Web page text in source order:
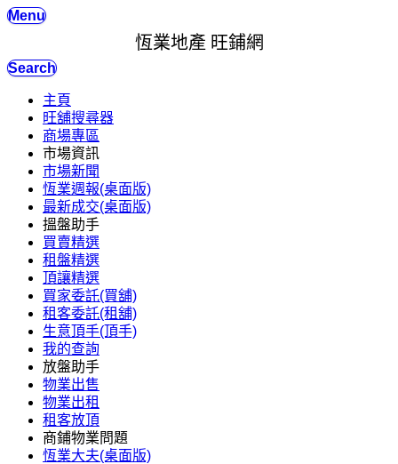
Menu
恆業地產 旺鋪網
Search
主頁
旺舖搜尋器
商場專區
市場資訊
市場新聞
恆業週報(桌面版)
最新成交(桌面版)
搵盤助手
買賣精選
租盤精選
頂讓精選
買家委託(買舖)
租客委託(租舖)
生意頂手(頂手)
我的查詢
放盤助手
物業出售
物業出租
租客放頂
商鋪物業問題
恆業大夫(桌面版)